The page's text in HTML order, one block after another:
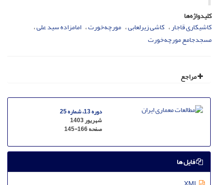
کلیدواژه‌ها
کاشیکاری قاجار کاشی زیرلعابی مورچه‌خورت امامزاده سید علی
مسجدجامع مورچه‌خورت
مراجع
دوره 13، شماره 25
شهریور 1403
صفحه145-166
فایل ها